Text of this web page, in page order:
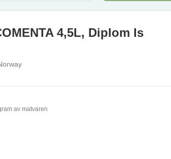
4,5L, Diplom Is
av matvaren